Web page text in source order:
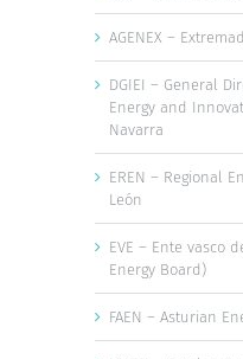
AGENEX –
DGIEI – General
Energy and
Navarra
EREN – Regional
León
EVE – Ente vasco
Energy Board)
FAEN – Asturian